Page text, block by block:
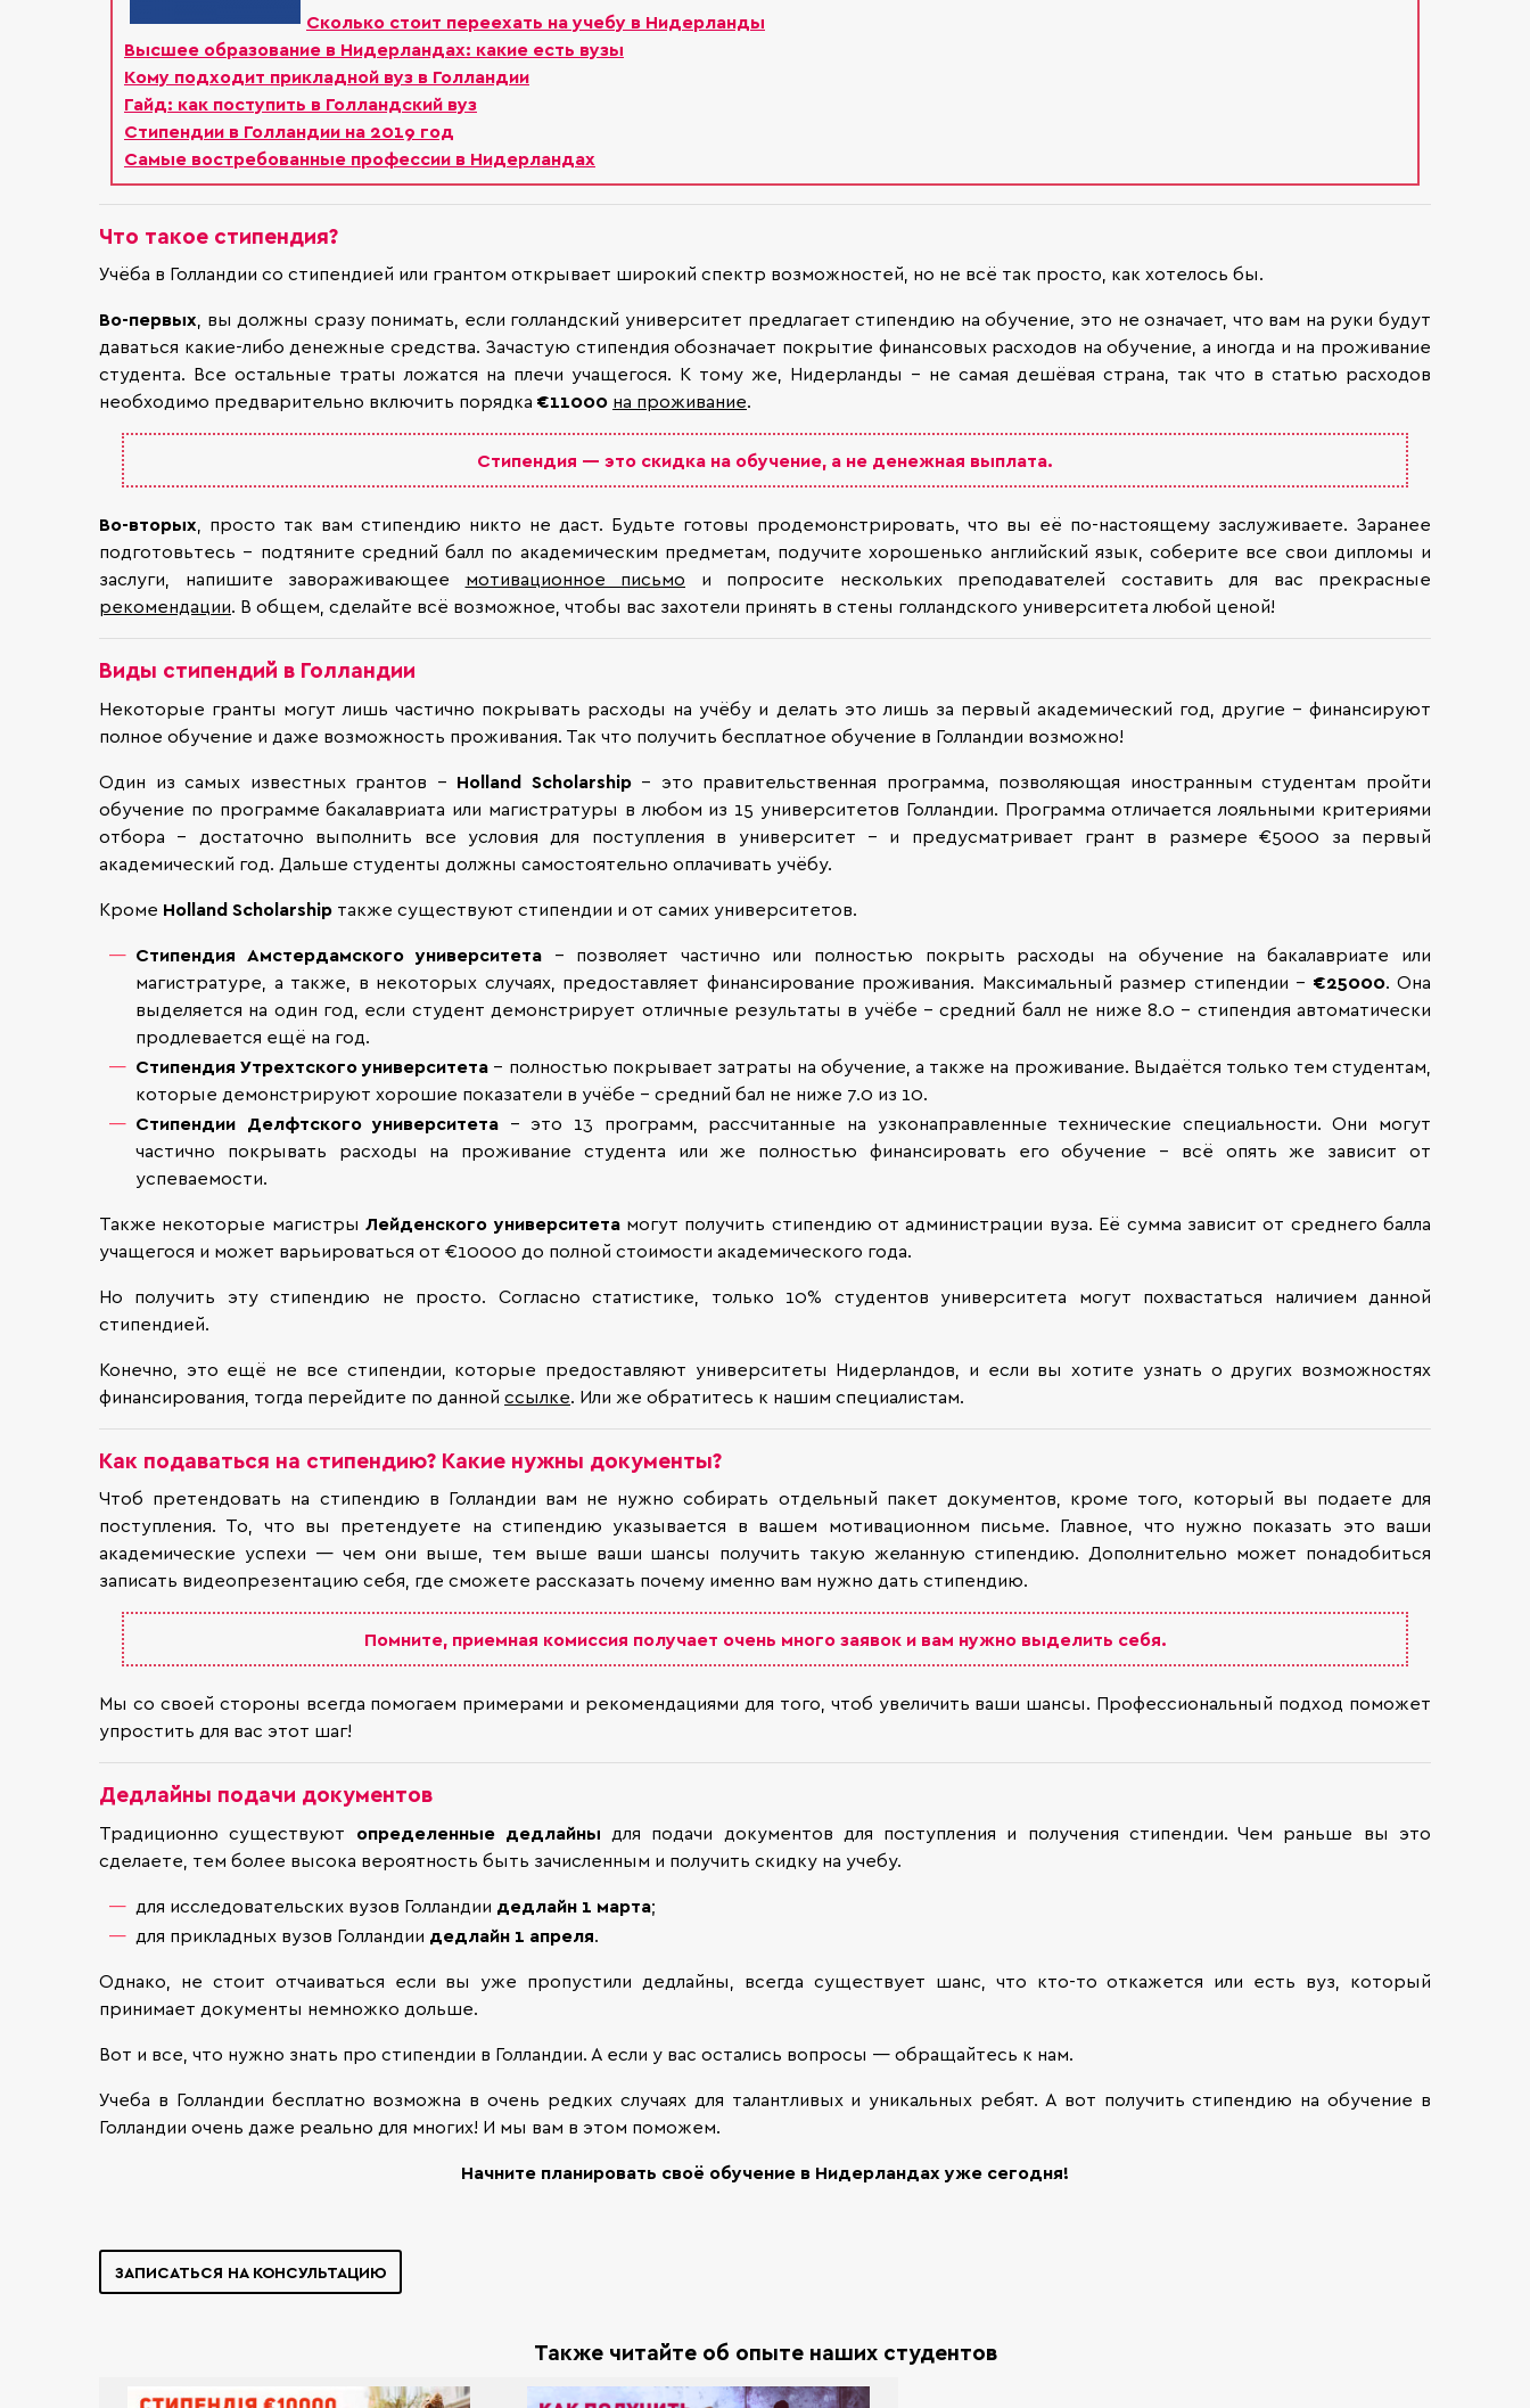
Сколько стоит переехать на учебу в Нидерланды
Высшее образование в Нидерландах: какие есть вузы
Кому подходит прикладной вуз в Голландии
Гайд: как поступить в Голландский вуз
Стипендии в Голландии на 2019 год
Самые востребованные профессии в Нидерландах
Что такое стипендия?
Учёба в Голландии со стипендией или грантом открывает широкий спектр возможностей, но не всё так просто, как хотелось бы.
Во-первых, вы должны сразу понимать, если голландский университет предлагает стипендию на обучение, это не означает, что вам на руки будут
даваться какие-либо денежные средства. Зачастую стипендия обозначает покрытие финансовых расходов на обучение, а иногда и на проживание
студента. Все остальные траты ложатся на плечи учащегося. К тому же, Нидерланды – не самая дешёвая страна, так что в статью расходов
необходимо предварительно включить порядка €11000 на проживание.
Стипендия — это скидка на обучение, а не денежная выплата.
Во-вторых, просто так вам стипендию никто не даст. Будьте готовы продемонстрировать, что вы её по-настоящему заслуживаете. Заранее
подготовьтесь – подтяните средний балл по академическим предметам, подучите хорошенько английский язык, соберите все свои дипломы и
заслуги, напишите завораживающее мотивационное письмо и попросите нескольких преподавателей составить для вас прекрасные
рекомендации. В общем, сделайте всё возможное, чтобы вас захотели принять в стены голландского университета любой ценой!
Виды стипендий в Голландии
Некоторые гранты могут лишь частично покрывать расходы на учёбу и делать это лишь за первый академический год, другие – финансируют
полное обучение и даже возможность проживания. Так что получить бесплатное обучение в Голландии возможно!
Один из самых известных грантов – Holland Scholarship– это правительственная программа, позволяющая иностранным студентам пройти
обучение по программе бакалавриата или магистратуры в любом из 15 университетов Голландии. Программа отличается лояльными критериями
отбора – достаточно выполнить все условия для поступления в университет – и предусматривает грант в размере €5000 за первый
академический год. Дальше студенты должны самостоятельно оплачивать учёбу.
Кроме Holland Scholarship также существуют стипендии и от самих университетов.
Стипендия Амстердамского университета – позволяет частично или полностью покрыть расходы на обучение на бакалавриате или
магистратуре, а также, в некоторых случаях, предоставляет финансирование проживания. Максимальный размер стипендии – €25000. Она
выделяется на один год, если студент демонстрирует отличные результаты в учёбе – средний балл не ниже 8.0 – стипендия автоматически
продлевается ещё на год.
Стипендия Утрехтского университета – полностью покрывает затраты на обучение, а также на проживание. Выдаётся только тем студентам,
которые демонстрируют хорошие показатели в учёбе – средний бал не ниже 7.0 из 10.
Стипендии Делфтского университета – это 13 программ, рассчитанные на узконаправленные технические специальности. Они могут
частично покрывать расходы на проживание студента или же полностью финансировать его обучение – всё опять же зависит от
успеваемости.
Также некоторые магистрыЛейденского университетамогут получить стипендию от администрации вуза. Её сумма зависит от среднего балла
учащегося и может варьироваться от €10000 до полной стоимости академического года.
Но получить эту стипендию не просто. Согласно статистике, только 10% студентов университета могут похвастаться наличием данной
стипендией.
Конечно, это ещё не все стипендии, которые предоставляют университеты Нидерландов, и если вы хотите узнать о других возможностях
финансирования, тогда перейдите по данной ссылке. Или же обратитесь к нашим специалистам.
Как подаваться на стипендию? Какие нужны документы?
Чтоб претендовать на стипендию в Голландии вам не нужно собирать отдельный пакет документов, кроме того, который вы подаете для
поступления. То, что вы претендуете на стипендию указывается в вашем мотивационном письме. Главное, что нужно показать это ваши
академические успехи — чем они выше, тем выше ваши шансы получить такую желанную стипендию. Дополнительно может понадобиться
записать видеопрезентацию себя, где сможете рассказать почему именно вам нужно дать стипендию.
Помните, приемная комиссия получает очень много заявок и вам нужно выделить себя.
Мы со своей стороны всегда помогаем примерами и рекомендациями для того, чтоб увеличить ваши шансы. Профессиональный подход поможет
упростить для вас этот шаг!
Дедлайны подачи документов
Традиционно существуют определенные дедлайны для подачи документов для поступления и получения стипендии. Чем раньше вы это
сделаете, тем более высока вероятность быть зачисленным и получить скидку на учебу.
для исследовательских вузов Голландии дедлайн 1 марта;
для прикладных вузов Голландии дедлайн 1 апреля.
Однако, не стоит отчаиваться если вы уже пропустили дедлайны, всегда существует шанс, что кто-то откажется или есть вуз, который
принимает документы немножко дольше.
Вот и все, что нужно знать про стипендии в Голландии. А если у вас остались вопросы — обращайтесь к нам.
Учеба в Голландии бесплатно возможна в очень редких случаях для талантливых и уникальных ребят. А вот получить стипендию на обучение в
Голландии очень даже реально для многих! И мы вам в этом поможем.
Начните планировать своё обучение в Нидерландах уже сегодня!
ЗАПИСАТЬСЯ НА КОНСУЛЬТАЦИЮ
Также читайте об опыте наших студентов